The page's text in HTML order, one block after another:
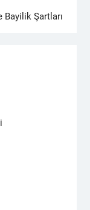
Bayilik Şartları